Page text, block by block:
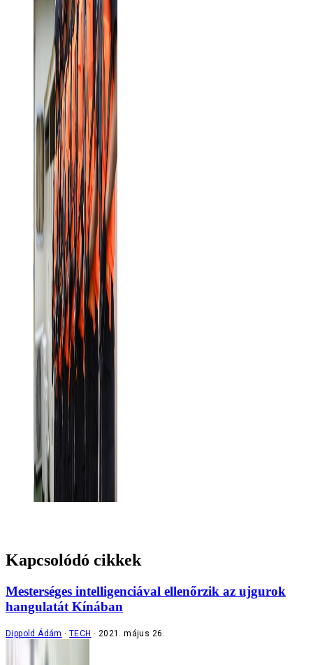
Kapcsolódó cikkek
Mesterséges intelligenciával ellenőrzik az ujgurok
hangulatát Kínában
Dippold Ádám TECH 2021. május 26.